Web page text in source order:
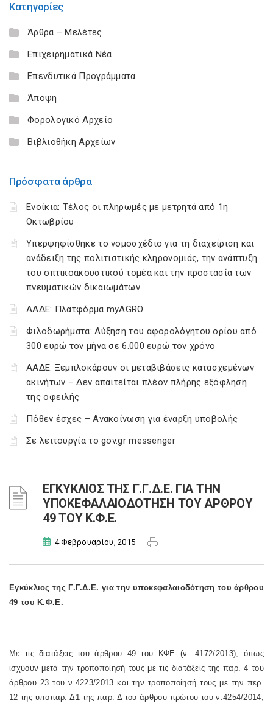
Κατηγορίες
Άρθρα – Μελέτες
Επιχειρηματικά Νέα
Επενδυτικά Προγράμματα
Άποψη
Φορολογικό Αρχείο
Βιβλιοθήκη Αρχείων
Πρόσφατα άρθρα
Ενοίκια: Τέλος οι πληρωμές με μετρητά από 1η
Οκτωβρίου
Υπερψηφίσθηκε το νομοσχέδιο για τη διαχείριση και
ανάδειξη της πολιτιστικής κληρονομιάς, την ανάπτυξη
του οπτικοακουστικού τομέα και την προστασία των
πνευματικών δικαιωμάτων
ΑΑΔΕ: Πλατφόρμα myAGRO
Φιλοδωρήματα: Αύξηση του αφορολόγητου ορίου από
300 ευρώ τον μήνα σε 6.000 ευρώ τον χρόνο
ΑΑΔΕ: Ξεμπλοκάρουν οι μεταβιβάσεις κατασχεμένων
ακινήτων – Δεν απαιτείται πλέον πλήρης εξόφληση
της οφειλής
Πόθεν έσχες – Ανακοίνωση για έναρξη υποβολής
Σε λειτουργία το gov.gr messenger
ΕΓΚΥΚΛΙΟΣ ΤΗΣ Γ.Γ.Δ.Ε. ΓΙΑ ΤΗΝ
ΥΠΟΚΕΦΑΛΑΙΟΔΟΤΗΣΗ ΤΟΥ ΑΡΘΡΟΥ
49 ΤΟΥ Κ.Φ.Ε.
4 Φεβρουαρίου, 2015
Εγκύκλιος της Γ.Γ.Δ.Ε. για την υποκεφαλαιοδότηση του άρθρου
49 του Κ.Φ.Ε.
Με τις διατάξεις του άρθρου 49 του ΚΦΕ (ν. 4172/2013), όπως
ισχύουν μετά την τροποποίησή τους με τις διατάξεις της παρ. 4 του
άρθρου 23 του ν.4223/2013 και την τροποποίησή τους με την περ.
12 της υποπαρ. Δ1 της παρ. Δ του άρθρου πρώτου του ν.4254/2014,